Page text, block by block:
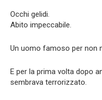
Occhi gelidi.
Abito impeccabile.
Un uomo famoso per non
E per la prima volta dopo
sembrava terrorizzato.